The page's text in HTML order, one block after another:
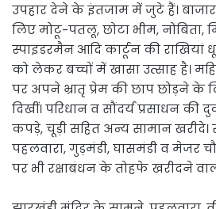
उपहार देने के इंतजाम में जुटे हैं।
लिए मोटू-पतलू, छोटा भीम, नोबिता,
स्पाइडरमैन आदि कार्टून की राखियां
को लेकर बच्चों में खासा उत्साह है।
पर अपने भ्रातृ प्रेम की छाप छोड़ने के
दिखीं। परिधान व सौंदर्य प्रसाधन
कपड़े, चूड़ी सहित अन्य सामान खरीदे।
पहलवारा, गुड़मंडी, घासमंडी व मेजर
पर भी रक्षाबंधन के तोहफे खरीदने